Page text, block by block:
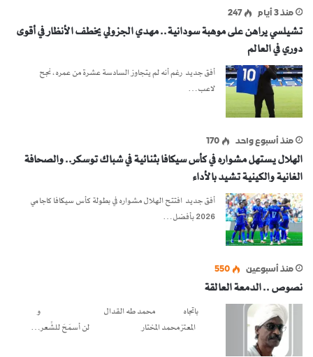
منذ 3 أيام 247
تشيلسي يراهن على موهبة سودانية.. مهدي الجزولي يخطف الأنظار في أقوى
دوري في العالم
أفق جديد رغم أنه لم يتجاوز السادسة عشرة من عمره، نجح
لاعب…
منذ أسبوع واحد 170
الهلال يستهل مشواره في كأس سيكافا بثنائية في شباك توسكر.. والصحافة
الغانية والكينية تشيد بالأداء
أفق جديد افتتح الهلال مشواره في بطولة كأس سيكافا كاجامي
2026 بأفضل…
منذ أسبوعين 550
نصوص .. الدمعة العالقة
باتجاه محمد طه القدال و
المعتز محمد المختار لن أسمَحَ للشِّعر…